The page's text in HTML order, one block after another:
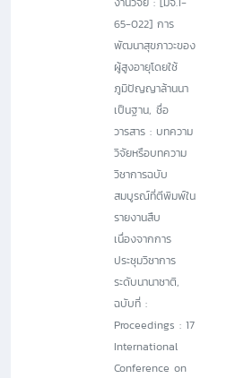
65-022] การ
พัฒนาสุขภาวะของ
ผู้สูงอายุโดยใช้
ภูมิปัญญาล้านนา
เป็นฐาน, ชื่อ
วารสาร : บทความ
วิจัยหรือบทความ
วิชาการฉบับ
สมบูรณ์ที่ตีพิมพ์ใน
รายงานสืบ
เนื่องจากการ
ประชุมวิชาการ
ระดับนานาชาติ,
ฉบับที่ :
Proceedings : 17
International
Conference on